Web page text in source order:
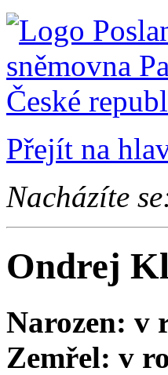
Přejít na
Nacházíte
Ondrej
Narozen: v
Zemřel: v